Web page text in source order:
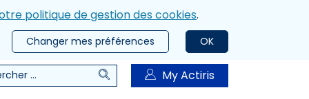
politique de gestion des cookies.
OK
Changer mes préférences
RechercherMy Actiris